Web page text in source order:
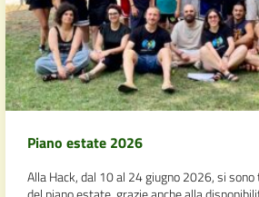
Piano estate 2026
Alla Hack, dal 10 al 24 giugno 2026, si